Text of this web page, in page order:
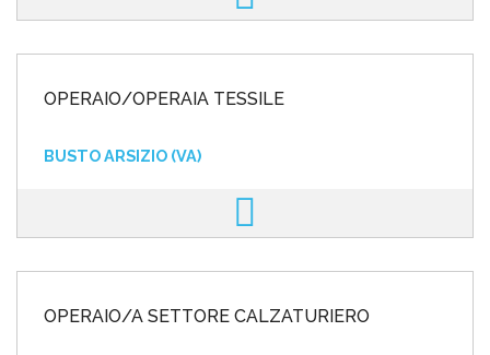
OPERAIO/OPERAIA TESSILE
BUSTO ARSIZIO (VA)
OPERAIO/A SETTORE CALZATURIERO